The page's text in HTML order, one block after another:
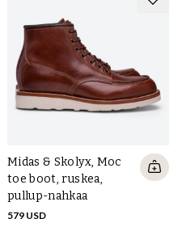
Midas & Skolyx, Moc
toe boot, ruskea,
pullup-nahkaa
579 USD